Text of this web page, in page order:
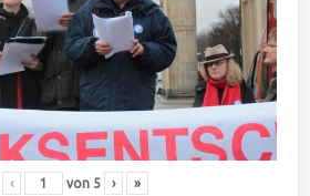
‹ von 5 › »